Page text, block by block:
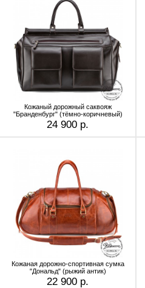
Кожаный дорожный саквояж
"Бранденбург" (тёмно-коричневый)
24 900 р.
Кожаная дорожно-спортивная сумка
"Дональд" (рыжий антик)
22 900 р.